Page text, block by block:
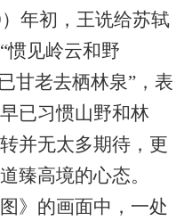
年初，王诜给苏轼
惯见岭云和野
甘老去栖林泉”，表
已习惯山野和林
并无太多期待，更
臻高境的心态。
的画面中，一处